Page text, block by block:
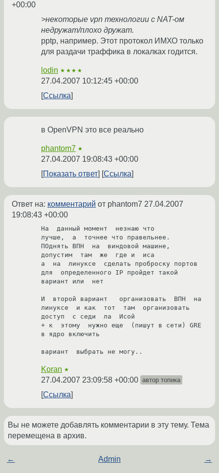
+00:00
>некоторые vpn технологии с NAT-ом
недружат/плохо дружат.
pptp, например. Этот протокол ИМХО только
для раздачи траффика в локалках годится.
lodin ★★★★
27.04.2007 10:12:45 +00:00
Ссылка
в OpenVPN это все реально
phantom7 ★
27.04.2007 19:08:43 +00:00
Показать ответ
Ссылка
Ответ на: комментарий от phantom7 27.04.2007
19:08:43 +00:00
На  данный момент  незнаю что
лучше,  а  точнее что правельнее.
ПОднять ВПН  на  виндовой машине,
допустим  там  же  где и  иса
а  на  линуксе  сделать проброску портов
для  определенного IP пройдет такой
вариант или  нет
И  второй вариант   организовать  ВПН  на
линуксе  и как  тот  там  организовать
доступ  с седи  ла  Исой
+ к  этому  нужно еще  (пишут в сети) GRE
в ядро включить
вариант  выбрать не могу..
Koran ★
27.04.2007 23:09:58 +00:00 автор топика
Ссылка
Вы не можете добавлять комментарии в эту тему. Тема
перемещена в архив.
← Admin →